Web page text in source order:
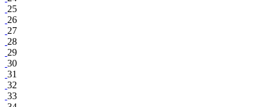
25
26
27
28
29
30
31
32
33